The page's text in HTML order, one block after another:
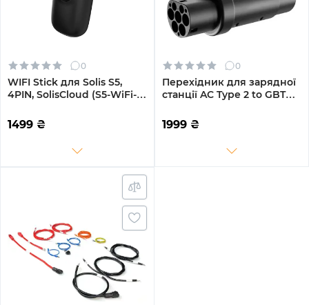
0
WIFI Stick для Solis S5,
4PIN, SolisCloud (S5-WiFi-
1499 ₴
0
Перехідник для зарядної
станції AC Type 2 to GBT
1999 ₴